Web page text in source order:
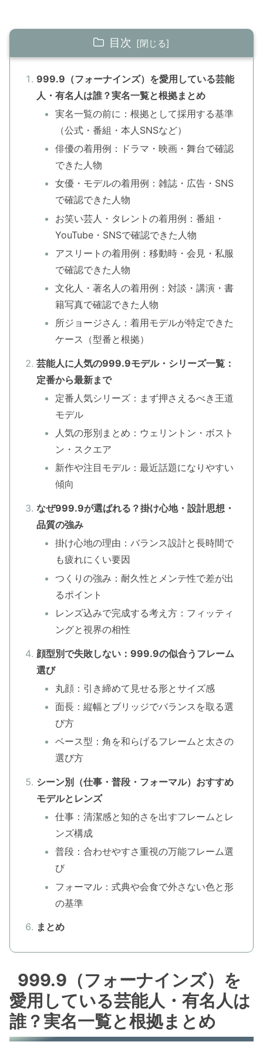
目次
999.9（フォーナインズ）を愛用している芸能
人・有名人は誰？実名一覧と根拠まとめ
実名一覧の前に：根拠として採用する基準
（公式・番組・本人SNSなど）
俳優の着用例：ドラマ・映画・舞台で確認
できた人物
女優・モデルの着用例：雑誌・広告・SNS
で確認できた人物
お笑い芸人・タレントの着用例：番組・
YouTube・SNSで確認できた人物
アスリートの着用例：移動時・会見・私服
で確認できた人物
文化人・著名人の着用例：対談・講演・書
籍写真で確認できた人物
所ジョージさん：着用モデルが特定できた
ケース（型番と根拠）
芸能人に人気の999.9モデル・シリーズ一覧：
定番から最新まで
定番人気シリーズ：まず押さえるべき王道
モデル
人気の形別まとめ：ウェリントン・ボスト
ン・スクエア
新作や注目モデル：最近話題になりやすい
傾向
なぜ999.9が選ばれる？掛け心地・設計思想・
品質の強み
掛け心地の理由：バランス設計と長時間で
も疲れにくい要因
つくりの強み：耐久性とメンテ性で差が出
るポイント
レンズ込みで完成する考え方：フィッティ
ングと視界の相性
顔型別で失敗しない：999.9の似合うフレーム
選び
丸顔：引き締めて見せる形とサイズ感
面長：縦幅とブリッジでバランスを取る選
び方
ベース型：角を和らげるフレームと太さの
選び方
シーン別（仕事・普段・フォーマル）おすすめ
モデルとレンズ
仕事：清潔感と知的さを出すフレームとレ
ンズ構成
普段：合わせやすさ重視の万能フレーム選
び
フォーマル：式典や会食で外さない色と形
の基準
まとめ
999.9（フォーナインズ）を
愛用している芸能人・有名人は
誰？実名一覧と根拠まとめ